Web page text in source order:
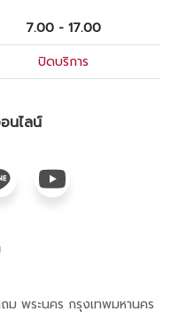
7.00 - 17.00
ปิดบริการ
นไลน์
พระนคร กรุงเทพมหานคร